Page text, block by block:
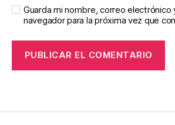
Guarda mi nombre, correo
navegador para la próxima vez que